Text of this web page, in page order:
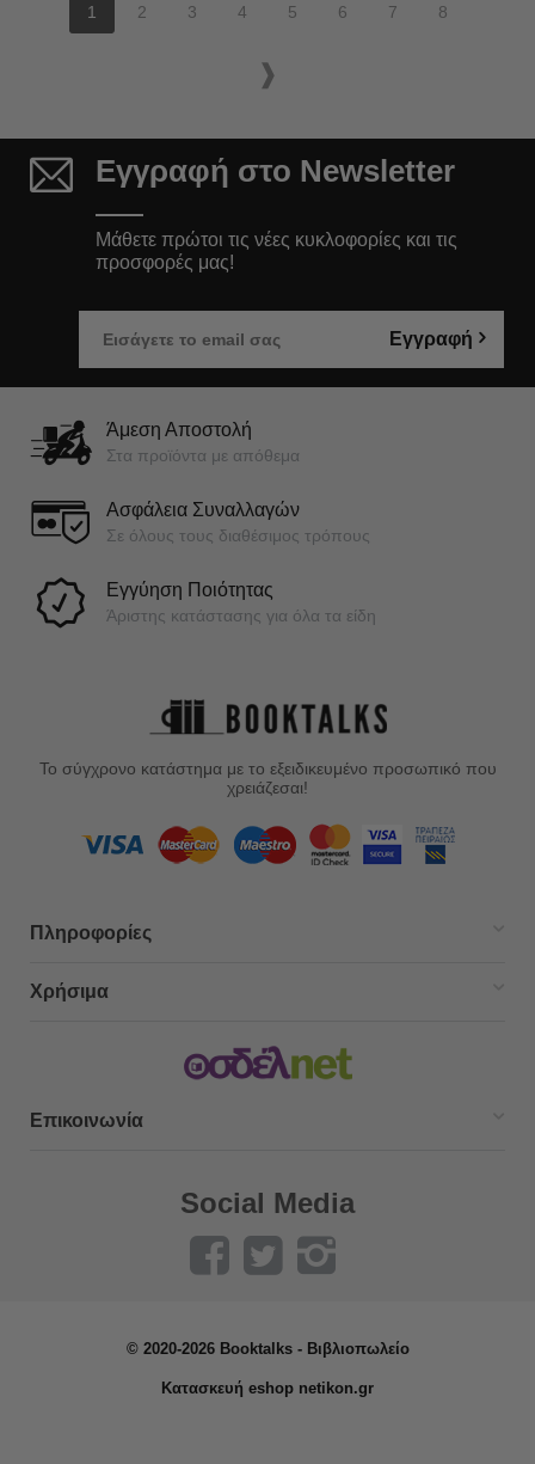
1 2 3 4 5 6 7 8
Εγγραφή στο Newsletter
Μάθετε πρώτοι τις νέες κυκλοφορίες και τις
προσφορές μας!
Εγγραφή
Άμεση Αποστολή
Στα προϊόντα με απόθεμα
Ασφάλεια Συναλλαγών
Σε όλους τους διαθέσιμος τρόπους
Εγγύηση Ποιότητας
Άριστης κατάστασης για όλα τα είδη
Το σύγχρονο κατάστημα με το εξειδικευμένο προσωπικό που
χρειάζεσαι!
Πληροφορίες
Χρήσιμα
Επικοινωνία
Social Media
© 2020-2026 Booktalks - Βιβλιοπωλείο
Κατασκευή eshop netikon.gr